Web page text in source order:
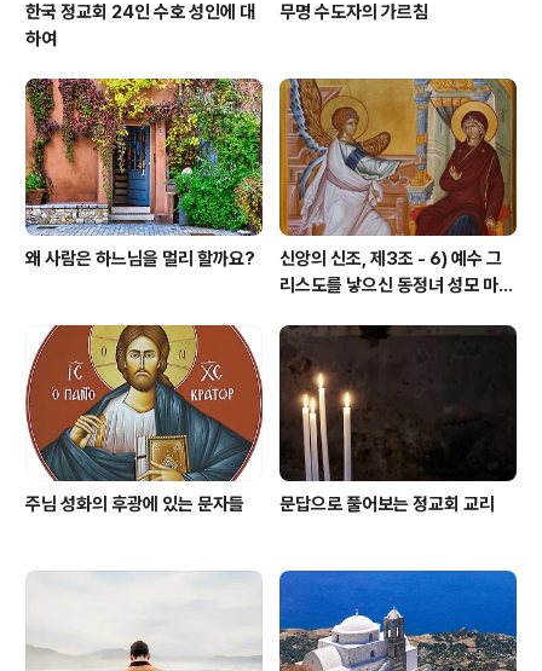
한국 정교회 24인 수호 성인에 대
하여
무명 수도자의 가르침
왜 사람은 하느님을 멀리 할까요?
신앙의 신조, 제3조 - 6) 예수 그
리스도를 낳으신 동정녀 성모 마리
주님 성화의 후광에 있는 문자들 문답으로 풀어보는 정교회 교리